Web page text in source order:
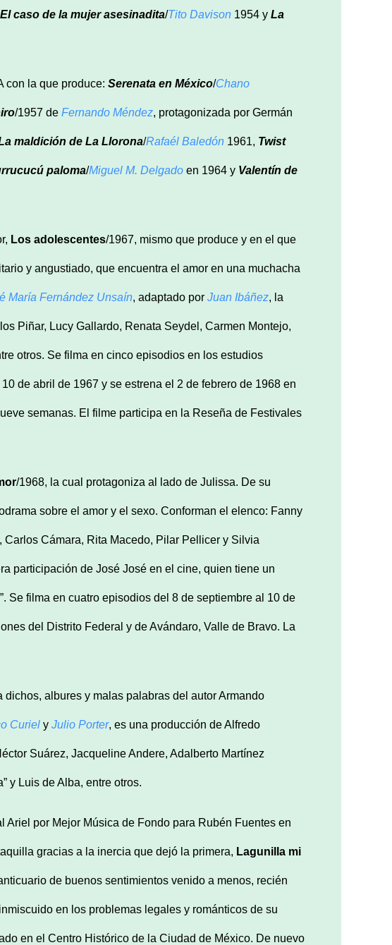
El caso de la mujer asesinadita/Tito Davison 1954 y La
con la que produce: Serenata en México/Chano
/1957 de Fernando Méndez, protagonizada por Germán
maldición de La Llorona/Rafaél Baledón 1961, Twist
paloma/Miguel M. Delgado en 1964 y Valentín de
Los adolescentes/1967, mismo que produce y en el que
y angustiado, que encuentra el amor en una muchacha
María Fernández Unsaín, adaptado por Juan Ibáñez, la
Piñar, Lucy Gallardo, Renata Seydel, Carmen Montejo,
otros. Se filma en cinco episodios en los estudios
de abril de 1967 y se estrena el 2 de febrero de 1968 en
semanas. El filme participa en la Reseña de Festivales
/1968, la cual protagoniza al lado de Julissa. De su
sobre el amor y el sexo. Conforman el elenco: Fanny
Carlos Cámara, Rita Macedo, Pilar Pellicer y Silvia
participación de José José en el cine, quien tiene un
Se filma en cuatro episodios del 8 de septiembre al 10 de
del Distrito Federal y de Avándaro, Valle de Bravo. La
albures y malas palabras del autor Armando
Curiel y Julio Porter, es una producción de Alfredo
Suárez, Jacqueline Andere, Adalberto Martínez
y Luis de Alba, entre otros.
Ariel por Mejor Música de Fondo para Rubén Fuentes en
gracias a la inercia que dejó la primera, Lagunilla mi
de buenos sentimientos venido a menos, recién
en los problemas legales y románticos de su
en el Centro Histórico de la Ciudad de México. De nuevo